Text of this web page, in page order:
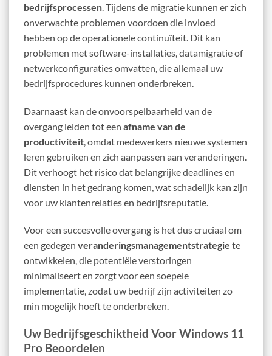
bedrijfsprocessen . Tijdens de migratie kunnen er zich
onverwachte problemen voordoen die invloed
hebben op de operationele continuïteit. Dit kan
problemen met software-installaties, datamigratie of
netwerkconfiguraties omvatten, die allemaal uw
bedrijfsprocedures kunnen onderbreken.
Daarnaast kan de onvoorspelbaarheid van de
overgang leiden tot een afname van de
productiviteit , omdat medewerkers nieuwe systemen
leren gebruiken en zich aanpassen aan veranderingen.
Dit verhoogt het risico dat belangrijke deadlines en
diensten in het gedrang komen, wat schadelijk kan zijn
voor uw klantenrelaties en bedrijfsreputatie.
Voor een succesvolle overgang is het dus cruciaal om
een gedegen veranderingsmanagementstrategie te
ontwikkelen, die potentiële verstoringen
minimaliseert en zorgt voor een soepele
implementatie, zodat uw bedrijf zijn activiteiten zo
min mogelijk hoeft te onderbreken.
Uw Bedrijfsgeschiktheid Voor Windows 11
Pro Beoordelen